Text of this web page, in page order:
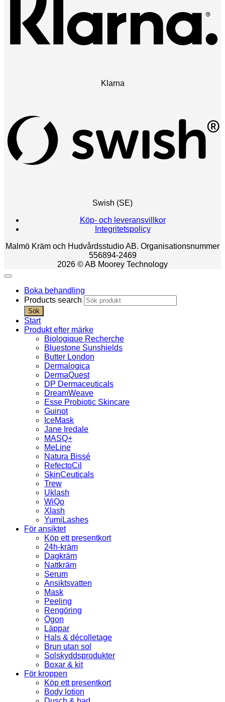
Klarna
Swish (SE)
Köp- och leveransvillkor
Integritetspolicy
Malmö Kräm och Hudvårdsstudio AB. Organisationsnummer
556894-2469
2026 © AB Moorey Technology
Boka behandling
Products search
Sök
Start
Produkt efter märke
Biologique Recherche
Bluestone Sunshields
Butter London
Dermalogica
DermaQuest
DP Dermaceuticals
DreamWeave
Esse Probiotic Skincare
Guinot
IceMask
Jane Iredale
MASQ+
MeLine
Natura Bissé
RefectoCil
SkinCeuticals
Trew
Uklash
WiQo
Xlash
YumiLashes
För ansiktet
Köp ett presentkort
24h-kräm
Dagkräm
Nattkräm
Serum
Ansiktsvatten
Mask
Peeling
Rengöring
Ögon
Läppar
Hals & décolletage
Brun utan sol
Solskyddsprodukter
Boxar & kit
För kroppen
Köp ett presentkort
Body lotion